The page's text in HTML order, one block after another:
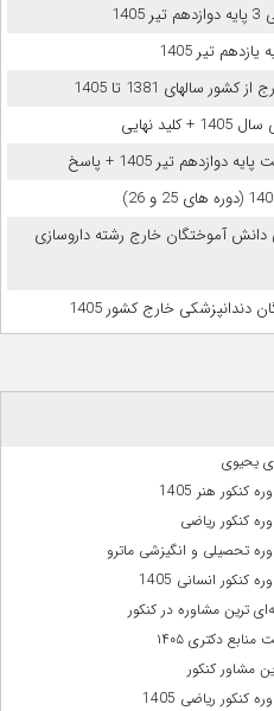
تیر 1405
سالهای 1381 تا 1405
نهایی
تیر 1405 + پاسخ
دانش آموختگان خارج رشته داروسازی
خارج کشور 1405
یحیوی
کنکور هنر 1405
کنکور ریاضی
تحصیلی و انگیزشی ماترو
کنکور انسانی 1405
ترین مشاوره در کنکور
منابع دکتری ۱۴۰۵
مشاور کنکور
کنکور ریاضی 1405